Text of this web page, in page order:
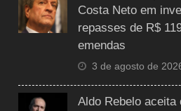
Costa Neto em
repasses de R$
emendas
3 de agosto de
Aldo Rebelo aceita